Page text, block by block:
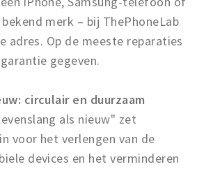
merk – bij ThePhoneLab
adres. Op de meeste reparaties
gegeven.
circulair en duurzaam
als nieuw" zet
voor het verlengen van de
devices en het verminderen